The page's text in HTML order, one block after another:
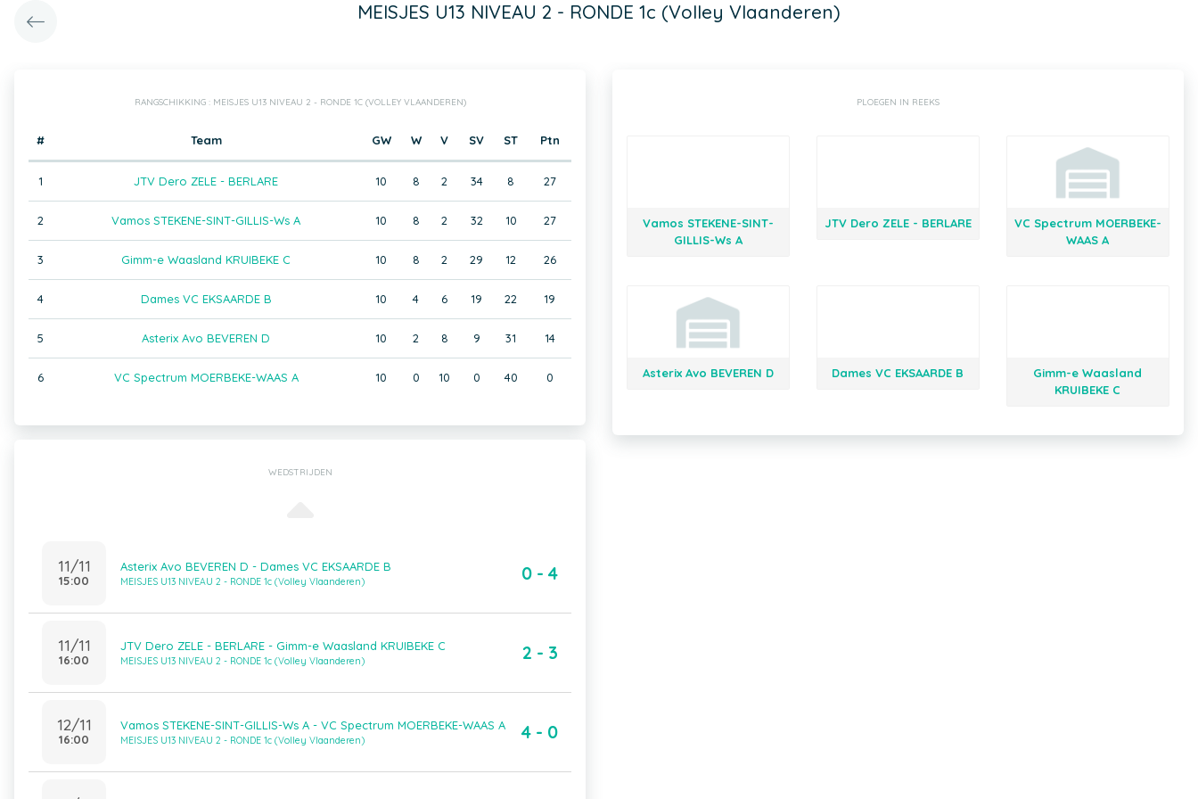
MEISJES U13 NIVEAU 2 - RONDE 1c (Volley Vlaanderen)
RANGSCHIKKING : MEISJES U13 NIVEAU 2 - RONDE 1C (VOLLEY VLAANDEREN)
# Team GW W V SV ST Ptn
1 JTV Dero ZELE - BERLARE 10 8 2 34 8 27
2 Vamos STEKENE-SINT-GILLIS-Ws A 10 8 2 32 10 27
3 Gimm-e Waasland KRUIBEKE C 10 8 2 29 12 26
4 Dames VC EKSAARDE B 10 4 6 19 22 19
5 Asterix Avo BEVEREN D 10 2 8 9 31 14
6 VC Spectrum MOERBEKE-WAAS A 10 0 10 0 40 0
PLOEGEN IN REEKS
Vamos STEKENE-SINT-
GILLIS-Ws A
JTV Dero ZELE - BERLARE
VC Spectrum MOERBEKE-
WAAS A
Asterix Avo BEVEREN D Dames VC EKSAARDE B
Gimm-e Waasland
KRUIBEKE C
WEDSTRIJDEN
11/11
15:00
Asterix Avo BEVEREN D - Dames VC EKSAARDE B
MEISJES U13 NIVEAU 2 - RONDE 1c (Volley Vlaanderen) 0 - 4
11/11
16:00
JTV Dero ZELE - BERLARE - Gimm-e Waasland KRUIBEKE C
MEISJES U13 NIVEAU 2 - RONDE 1c (Volley Vlaanderen) 2 - 3
12/11
16:00
Vamos STEKENE-SINT-GILLIS-Ws A - VC Spectrum MOERBEKE-WAAS A
MEISJES U13 NIVEAU 2 - RONDE 1c (Volley Vlaanderen) 4 - 0